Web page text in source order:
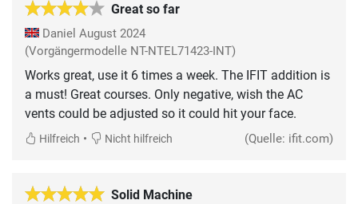
Great so far
Daniel August 2024
(Vorgängermodelle NT-NTEL71423-INT)
Works great, use it 6 times a week. The IFIT addition is
a must! Great courses. Only negative, wish the AC
vents could be adjusted so it could hit your face.
Hilfreich • Nicht hilfreich (Quelle: ifit.com)
Solid Machine